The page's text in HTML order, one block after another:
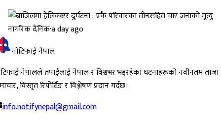
नागरिक दैनिक·a day ago
नोटिफाई नेपाल
नेपालले तपाईंलाई नेपाल र विश्वभर भइरहेका घटनाहरूको नवीनतम ताजा
विस्तृत रिपोर्टिङ र विश्लेषण प्रदान गर्दछ।
info.notifynepal@gmail.com